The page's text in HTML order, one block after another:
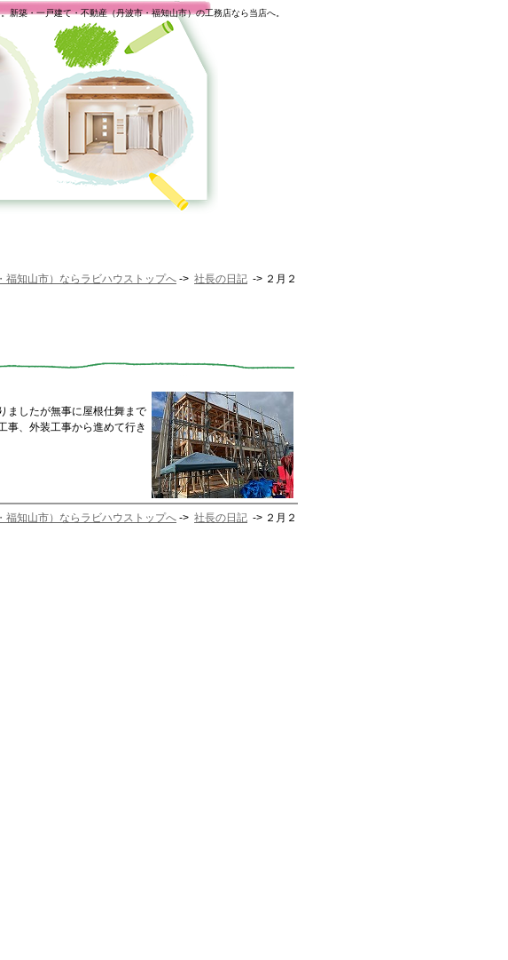
新築・一戸建て・不動産（丹波市・福知山市）の工務店なら当店へ。
知山市）ならラビハウストップへ -> 社長の日記 -> ２月２
ましたが無事に屋根仕舞まで
事、外装工事から進めて行き
知山市）ならラビハウストップへ -> 社長の日記 -> ２月２